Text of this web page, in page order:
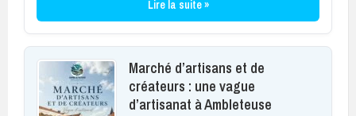
Lire la suite »
Marché d’artisans et de
créateurs : une vague
d’artisanat à Ambleteuse